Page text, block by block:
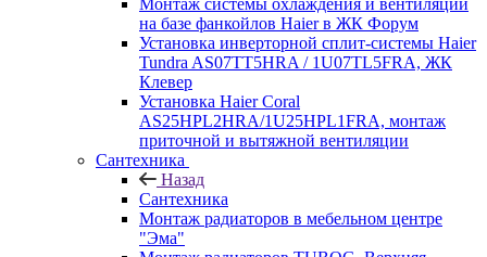
Монтаж системы охлаждения и вентиляции
на базе фанкойлов Haier в ЖК Форум
Установка инверторной сплит-системы Haier
Tundra AS07TT5HRA / 1U07TL5FRA, ЖК
Клевер
Установка Haier Coral
AS25HPL2HRA/1U25HPL1FRA, монтаж
приточной и вытяжной вентиляции
Сантехника
Назад
Сантехника
Монтаж радиаторов в мебельном центре
"Эма"